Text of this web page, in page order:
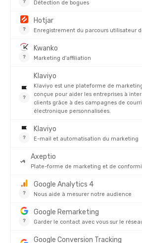
se trouve sur le dessus de la main et la
de votre gant.
Les chaussettes et les semelles
pieds au chaud.